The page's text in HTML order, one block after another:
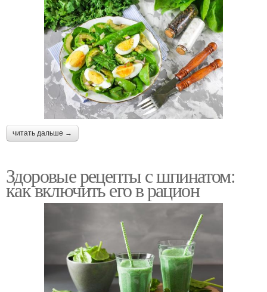
читать дальше →
Здоровые рецепты с шпинатом:
как включить его в рацион